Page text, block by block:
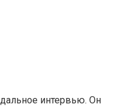
интервью. Он